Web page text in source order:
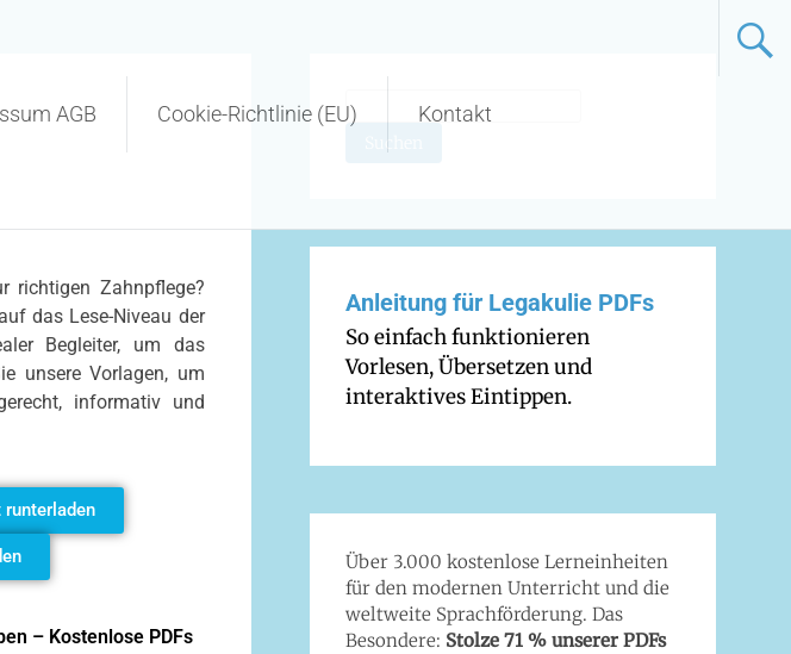
AGB Cookie-Richtlinie (EU) Kontakt
richtigen Zahnpflege?
das Lese-Niveau der
Begleiter, um das
unsere Vorlagen, um
informativ und
– Kostenlose PDFs
Anleitung für Legakulie PDFs
So einfach funktionieren
Vorlesen, Übersetzen und
interaktives Eintippen.
Über 3.000 kostenlose Lerneinheiten
für den modernen Unterricht und die
weltweite Sprachförderung. Das
Besondere: Stolze 71 % unserer PDFs